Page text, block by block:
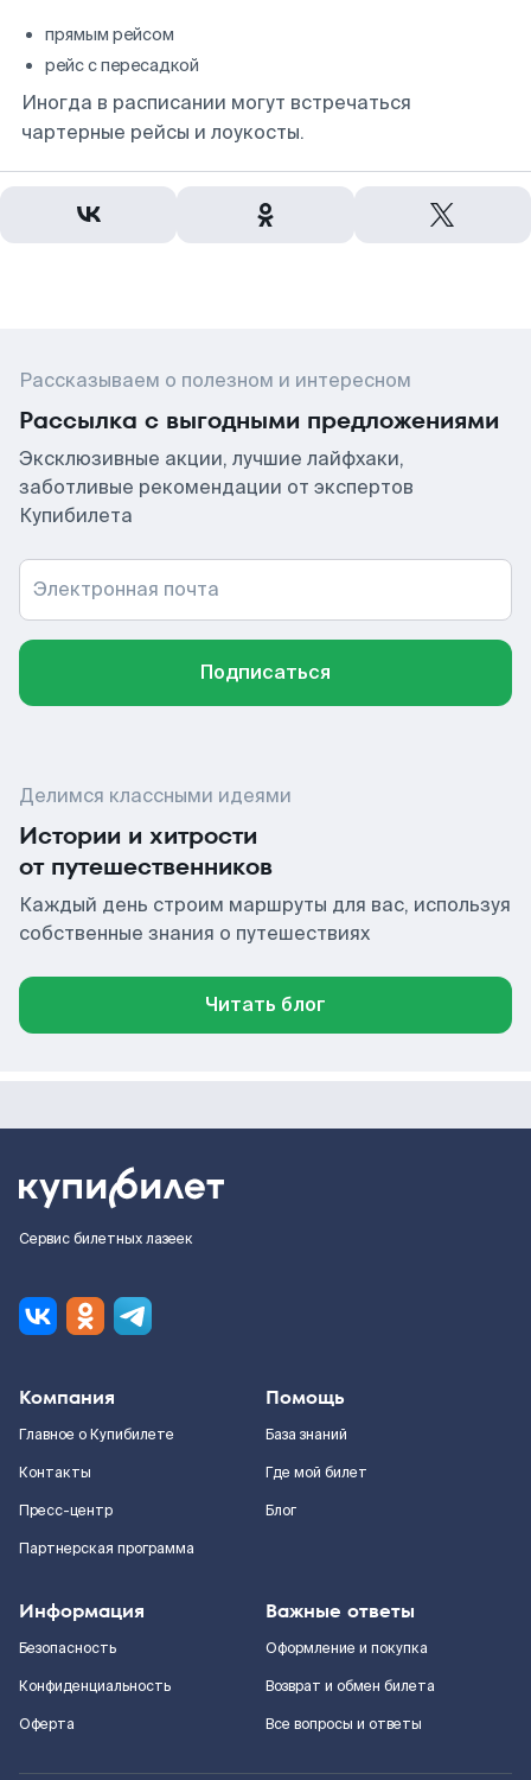
прямым рейсом
рейс с пересадкой
Иногда в расписании могут встречаться
чартерные рейсы и лоукосты.
Рассказываем о полезном и интересном
Рассылка с выгодными предложениями
Эксклюзивные акции, лучшие лайфхаки,
заботливые рекомендации от экспертов
Купибилета
Электронная почта
Подписаться
Делимся классными идеями
Истории и хитрости
от путешественников
Каждый день строим маршруты для вас, используя
собственные знания о путешествиях
Читать блог
Сервис билетных лазеек
Компания
Главное о Купибилете
Контакты
Пресс-центр
Партнерская программа
Помощь
База знаний
Где мой билет
Блог
Информация
Безопасность
Конфиденциальность
Оферта
Важные ответы
Оформление и покупка
Возврат и обмен билета
Все вопросы и ответы